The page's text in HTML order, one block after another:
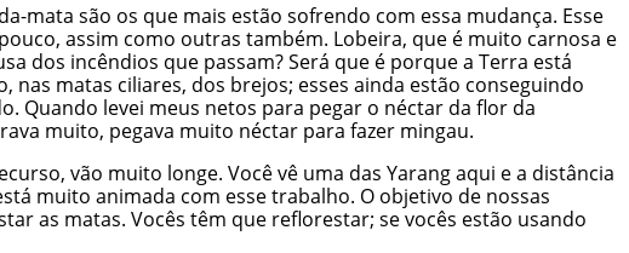
mata são os que mais estão sofrendo com essa mudança. Esse
assim como outras também. Lobeira, que é muito carnosa e
dos incêndios que passam? Será que é porque a Terra está
nas matas ciliares, dos brejos; esses ainda estão conseguindo
Quando levei meus netos para pegar o néctar da flor da
muito, pegava muito néctar para fazer mingau.
vão muito longe. Você vê uma das Yarang aqui e a distância
muito animada com esse trabalho. O objetivo de nossas
as matas. Vocês têm que reflorestar; se vocês estão usando